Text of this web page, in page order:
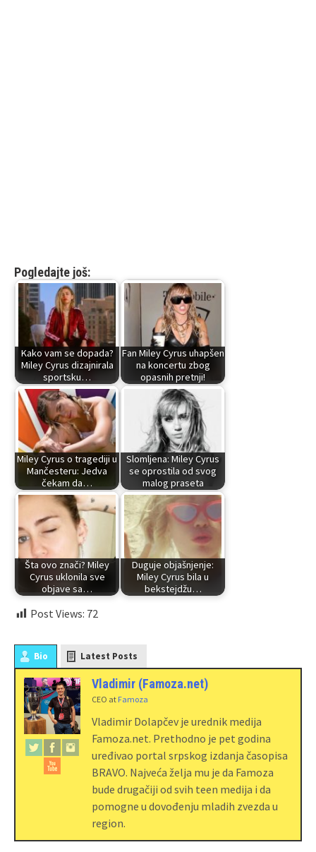
Pogledajte još:
Kako vam se dopada?
Miley Cyrus dizajnirala
sportsku…
Fan Miley Cyrus uhapšen
na koncertu zbog
opasnih pretnji!
Miley Cyrus o tragediji u
Mančesteru: Jedva
čekam da…
Slomljena: Miley Cyrus
se oprostila od svog
malog praseta
Šta ovo znači? Miley
Cyrus uklonila sve
objave sa…
Duguje objašnjenje:
Miley Cyrus bila u
bekstejdžu…
Post Views: 72
Bio Latest Posts
Vladimir (Famoza.net)
CEO at Famoza
Vladimir Dolapčev je urednik medija
Famoza.net. Prethodno je pet godina
uređivao portal srpskog izdanja časopisa
BRAVO. Najveća želja mu je da Famoza
bude drugačiji od svih teen medija i da
pomogne u dovođenju mladih zvezda u
region.